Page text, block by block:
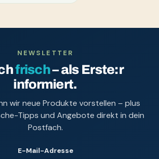
NEWSLETTER
frisch– als Erste:r
informiert.
wir neue Produkte vorstellen – plus
Tipps und Angebote direkt in dein
Postfach.
E-Mail-Adresse